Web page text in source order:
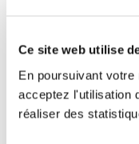
Ce site web utilise
En poursuivant
acceptez l'utilisation
réaliser des